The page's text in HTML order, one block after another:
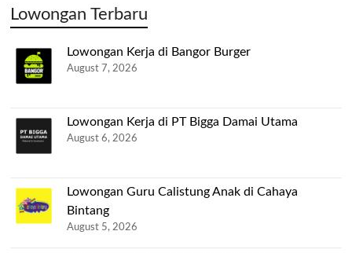
Lowongan Terbaru
Lowongan Kerja di Bangor Burger
August 7, 2026
Lowongan Kerja di PT Bigga Damai Utama
August 6, 2026
Lowongan Guru Calistung Anak di Cahaya
Bintang
August 5, 2026